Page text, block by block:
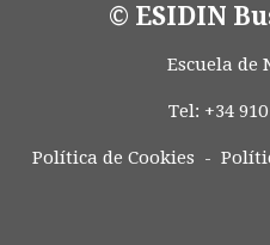
© ESIDIN
Escuela de
Tel: +34
Política de Cookies -